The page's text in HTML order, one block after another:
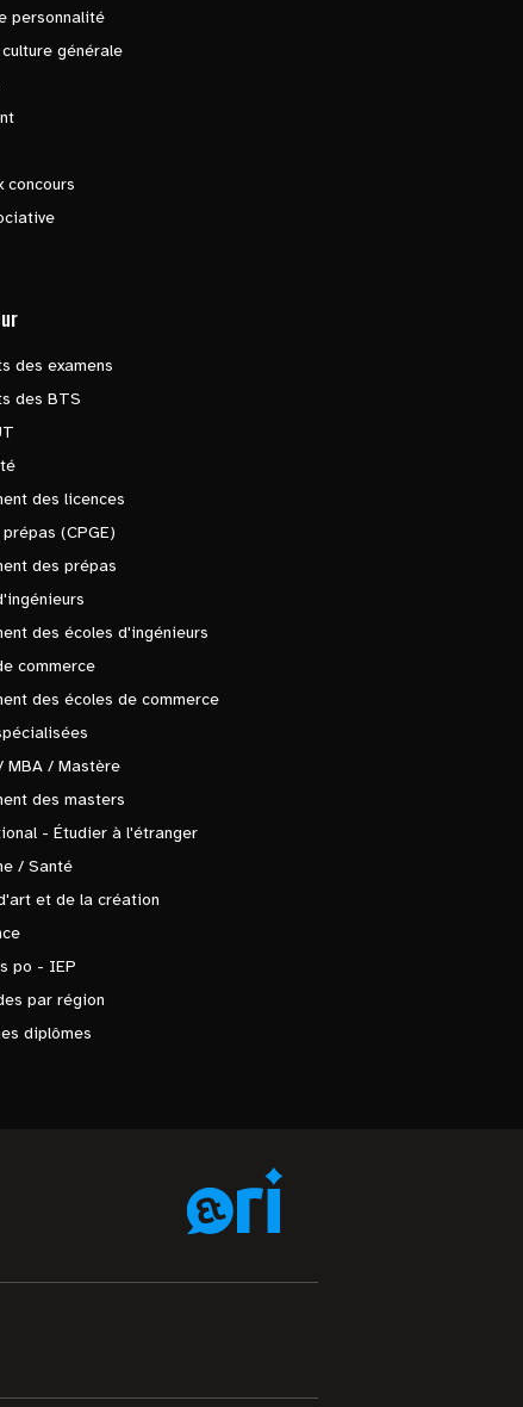
personnalité
générale
concours
des examens
des BTS
des licences
(CPGE)
des prépas
des écoles d'ingénieurs
commerce
des écoles de commerce
MBA / Mastère
des masters
- Étudier à l'étranger
/ Santé
et de la création
po - IEP
par région
diplômes